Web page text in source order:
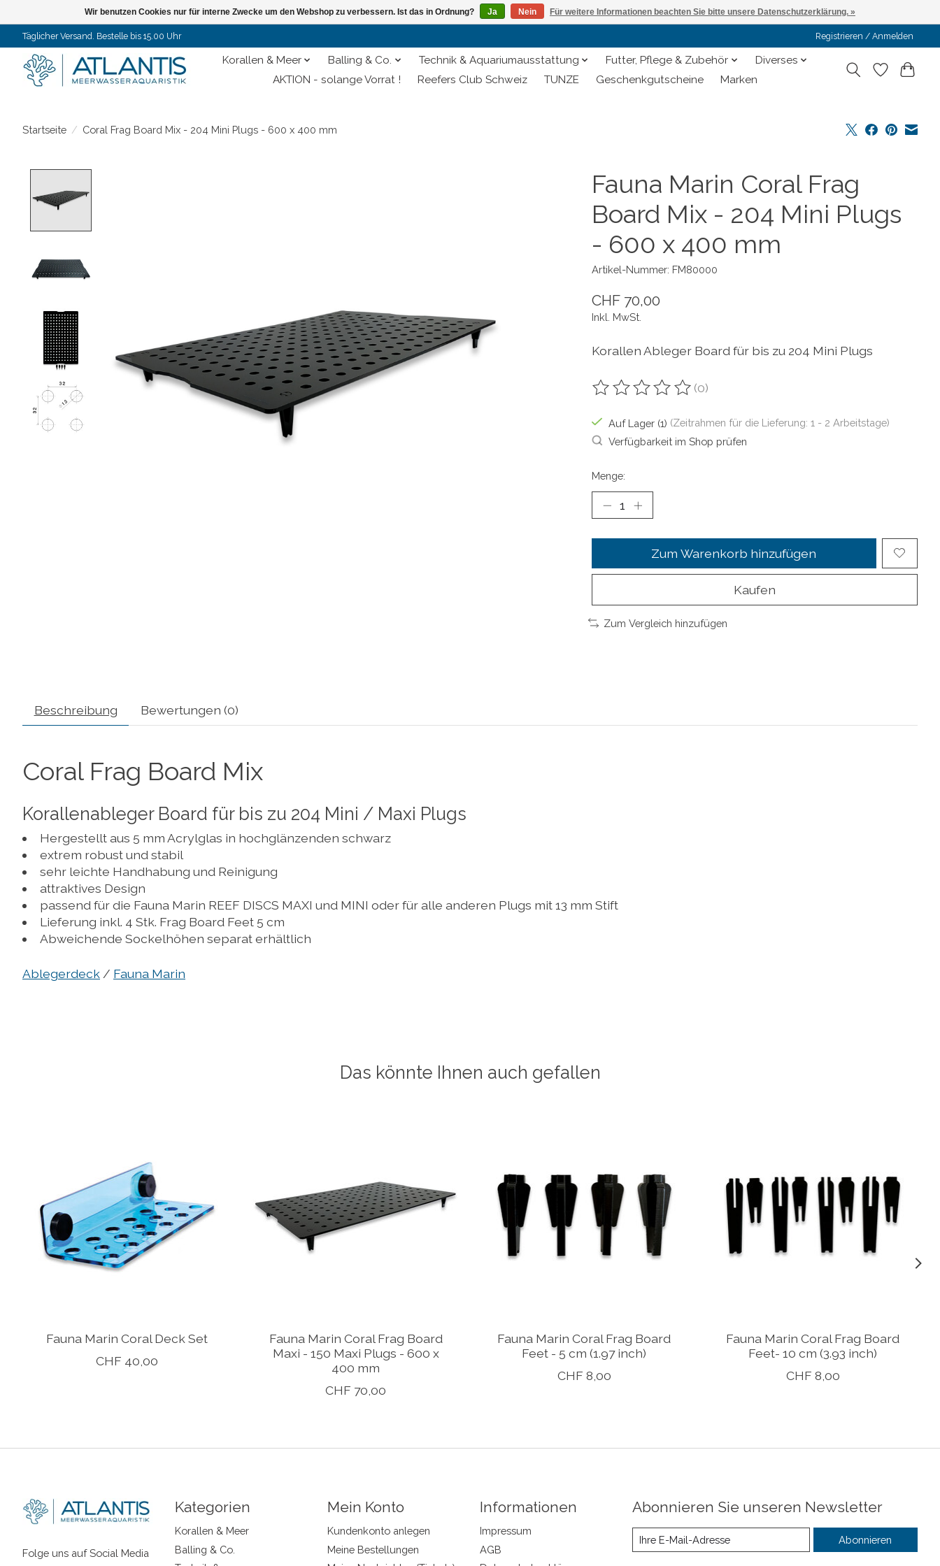
Täglicher Versand. Bestelle bis 15.00 Uhr Registrieren / Anmelden
Korallen & Meer Balling & Co. Technik & Aquariumausstattung Futter, Pflege & Zubehör
Diverses
AKTION - solange Vorrat !
Reefers Club Schweiz TUNZE Geschenkgutscheine Marken
Startseite / Coral Frag Board Mix - 204 Mini Plugs - 600 x 400 mm
Fauna Marin Coral Frag
Board Mix - 204 Mini Plugs
- 600 x 400 mm
Artikel-Nummer: FM80000
CHF 70,00
Inkl. MwSt.
Korallen Ableger Board für bis zu 204 Mini Plugs
Die Bewertung dieses Produkts ist
(0)
Auf Lager (1) (Zeitrahmen für die Lieferung: 1 - 2 Arbeitstage)
Verfügbarkeit im Shop prüfen
Menge:
Zum Warenkorb hinzufügen
Kaufen
Zum Vergleich hinzufügen
Beschreibung Bewertungen (0)
Coral Frag Board Mix
Korallenableger Board für bis zu 204 Mini / Maxi Plugs
Hergestellt aus 5 mm Acrylglas in hochglänzenden schwarz
extrem robust und stabil
sehr leichte Handhabung und Reinigung
attraktives Design
passend für die Fauna Marin REEF DISCS MAXI und MINI oder für alle anderen Plugs mit 13 mm Stift
Lieferung inkl. 4 Stk. Frag Board Feet 5 cm
Abweichende Sockelhöhen separat erhältlich
Ablegerdeck / Fauna Marin
Das könnte Ihnen auch gefallen
Fauna Marin Coral Deck Set
CHF 40,00
Fauna Marin Coral Frag Board
Maxi - 150 Maxi Plugs - 600 x
400 mm
CHF 70,00
Fauna Marin Coral Frag Board
Feet - 5 cm (1.97 inch)
CHF 8,00
Fauna Marin Coral Frag Board
Feet- 10 cm (3.93 inch)
CHF 8,00
Folge uns auf Social Media
Kategorien
Korallen & Meer
Balling & Co.
Mein Konto
Kundenkonto anlegen
Meine Bestellungen
Informationen
Impressum
AGB
Abonnieren Sie unseren Newsletter
Abonnieren
Wir benutzen Cookies nur für interne Zwecke um den Webshop zu verbessern. Ist das in Ordnung? Ja Nein Für weitere Informationen beachten Sie bitte unsere Datenschutzerklärung. »